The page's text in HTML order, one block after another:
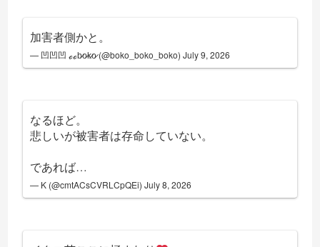
加害者側かと。
— 凹凹凹 ℴℴb̷o̷k̷o̷ (@boko_boko_boko)July 9, 2026
なるほど。
悲しいが被害者は存命していない。
であれば…
— K (@cmtACsCVRLCpQEi)July 8, 2026